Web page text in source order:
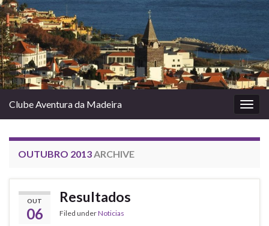
Clube Aventura da Madeira
OUTUBRO 2013ARCHIVE
OUT
06
Resultados
Filed underNoticias